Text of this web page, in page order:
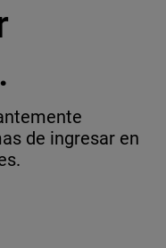
de ingresar en